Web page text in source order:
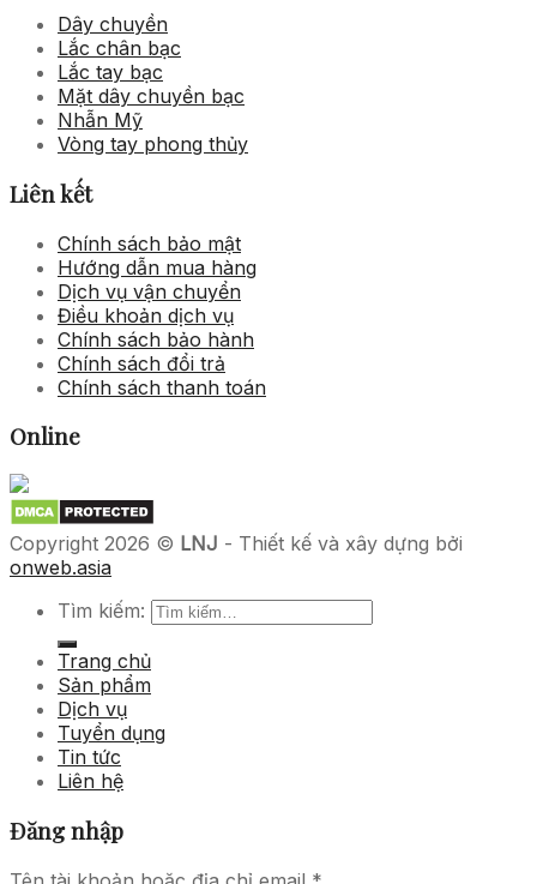
Dây chuyền
Lắc chân bạc
Lắc tay bạc
Mặt dây chuyền bạc
Nhẫn Mỹ
Vòng tay phong thủy
Liên kết
Chính sách bảo mật
Hướng dẫn mua hàng
Dịch vụ vận chuyển
Điều khoản dịch vụ
Chính sách bảo hành
Chính sách đổi trả
Chính sách thanh toán
Online
Copyright 2026 © LNJ - Thiết kế và xây dựng bởi
onweb.asia
Tìm kiếm:
Trang chủ
Sản phẩm
Dịch vụ
Tuyển dụng
Tin tức
Liên hệ
Đăng nhập